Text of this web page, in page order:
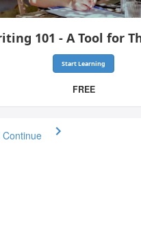
101 - A Tool for
Start Learning
FREE